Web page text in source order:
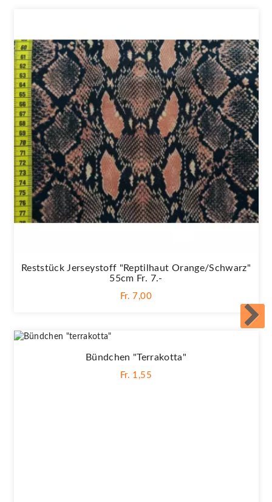
Reststück Jerseystoff "Reptilhaut Orange/schwarz"
55cm Fr. 7.-
Fr. 7,00
Bündchen "terrakotta"
Fr. 1,55